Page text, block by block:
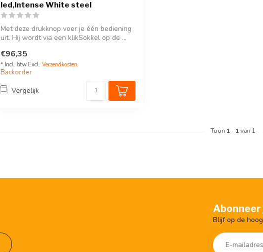
led,Intense White steel
Met deze drukknop voer je één bediening
uit. Hij wordt via een klikSokkel op de ...
€96,35
* Incl. btw Excl. Verzendkosten
Backorder
Vergelijk
Toon 1 - 1van 1
Blijf op de